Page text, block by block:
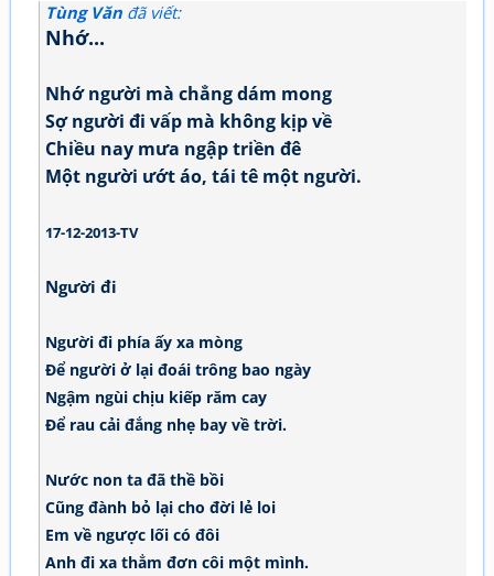
Tùng Văn đã viết:
Nhớ...
Nhớ người mà chẳng dám mong
Sợ người đi vấp mà không kịp về
Chiều nay mưa ngập triền đê
Một người ướt áo, tái tê một người.
17-12-2013-TV
Người đi
Người đi phía ấy xa mòng
Để người ở lại đoái trông bao ngày
Ngậm ngùi chịu kiếp răm cay
Để rau cải đắng nhẹ bay về trời.
Nước non ta đã thề bồi
Cũng đành bỏ lại cho đời lẻ loi
Em về ngược lối có đôi
Anh đi xa thẳm đơn côi một mình.